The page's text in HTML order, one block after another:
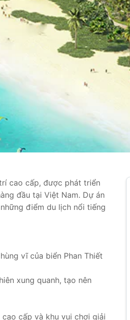
cao cấp, được phát triển
đầu tại Việt Nam. Dự án
điểm du lịch nổi tiếng
vĩ của biển Phan Thiết
xung quanh, tạo nên
cấp và khu vui chơi giải